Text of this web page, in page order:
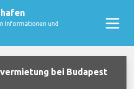
Informationen und
bei Budapest